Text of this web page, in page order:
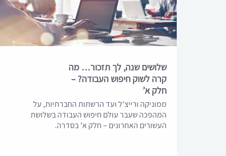
שלושים שנה, לך תזכור… מה
קרה לשוק חיפוש העבודה? –
חלק א’
ממוניקה ורייצ’ל ועד הרשתות החברתיות, על
המהפכה שעבר עולם חיפוש העבודה בשלושת
העשורים האחרונים – חלק א’ בסדרה.